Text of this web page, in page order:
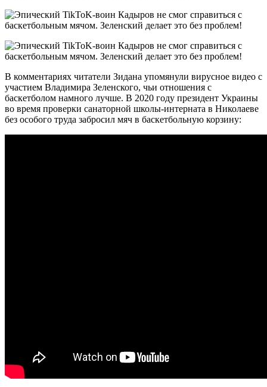
В комментариях читатели Зидана упомянули вирусное видео с
участием Владимира Зеленского, чьи отношения с
баскетболом намного лучше. В 2020 году президент Украины
во время проверки санаторной школы-интерната в Николаеве
без особого труда забросил мяч в баскетбольную корзину: